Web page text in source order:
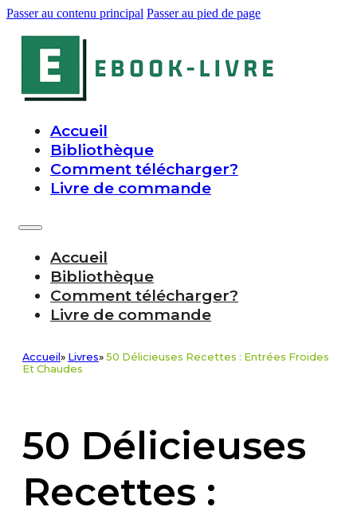
Passer au contenu principal Passer au pied de page
Accueil
Bibliothèque
Comment télécharger?
Livre de commande
Accueil
Bibliothèque
Comment télécharger?
Livre de commande
Accueil » Livres» 50 Délicieuses Recettes : Entrées Froides
Et Chaudes
50 Délicieuses
Recettes :